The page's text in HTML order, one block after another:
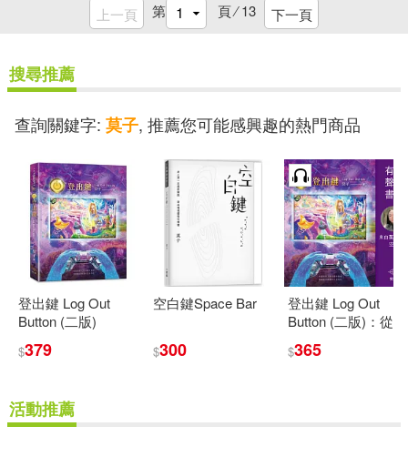
王俊(1) 王姿懿(1)
王明智(1)
王明智、陳瑞君、陳建佑、王盈
彬、黃守宏、劉玉文、劉又銘、蔡
榮裕(1)
王曉冉(1) 王育松(1)
王茹萱(1) 王西強(1)
王覺眠(1)
上一頁 第 頁 ⁄13 下一頁
搜尋推薦
查詢關鍵字: 莫子, 推薦您可能感興趣的熱門商品
登出鍵 Log Out
Button (二版)
$379
空白鍵Space Bar
$300
登出鍵 Log Out
Button (二版)：從虛
出 回到徹底圓滿的
$365
活動推薦